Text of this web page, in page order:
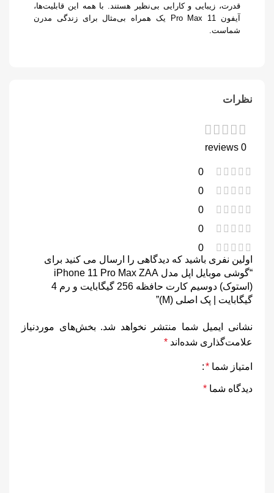
قدرت، زیبایی و کارایی بی‌نظیر هستند. با همه این قابلیت‌ها،
آیفون 11 Pro Max یک همراه بی‌مثال برای زندگی مدرن
شماست.
نظرات
0 reviews
0
0
0
0
0
اولین نفری باشید که دیدگاهی را ارسال می کنید برای
“گوشی موبایل اپل مدل iPhone 11 Pro Max ZAA
(استوک) دوسیم کارت حافظه 256 گیگابایت و رم 4
گیگابایت | پک اصلی (M)”
نشانی ایمیل شما منتشر نخواهد شد. بخش‌های موردنیاز
علامت‌گذاری شده‌اند *
امتیاز شما *
دیدگاه شما *